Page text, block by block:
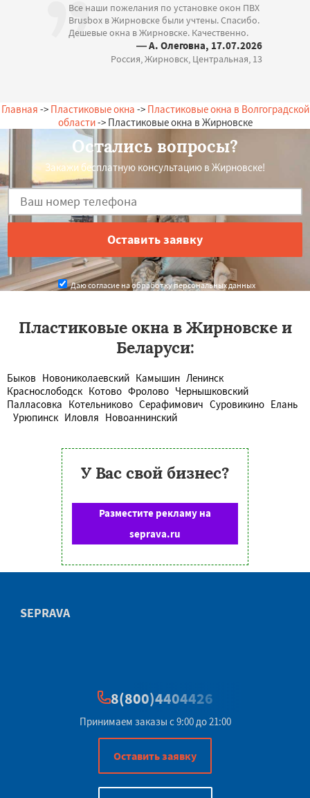
Все наши пожелания по установке окон ПВХ
Brusbox в Жирновске были учтены. Спасибо.
Дешевые окна в Жирновске. Качественно.
— А. Олеговна, 17.07.2026
Россия, Жирновск, Центральная, 13
Главная -> Пластиковые окна -> Пластиковые окна в Волгоградской
области-> Пластиковые окна в Жирновске
Остались вопросы?
Закажи бесплатную консультацию в Жирновске!
Даю согласие на обработку персональных данных
Пластиковые окна в Жирновске и
Беларуси:
Быков Новониколаевский Камышин Ленинск
Краснослободск Котово Фролово Чернышковский
Палласовка Котельниково Серафимович Суровикино Елань
Урюпинск Иловля Новоаннинский
У Вас свой бизнес?
Разместите рекламу на
seprava.ru
SEPRAVA
8(800)4404426
Принимаем заказы с 9:00 до 21:00
Оставить заявку